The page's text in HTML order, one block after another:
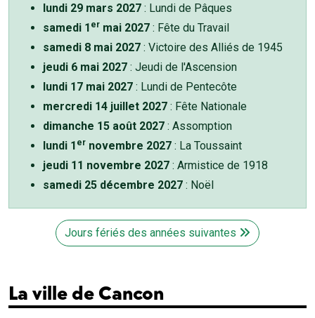
lundi 29 mars 2027 : Lundi de Pâques
samedi 1 er mai 2027 : Fête du Travail
samedi 8 mai 2027 : Victoire des Alliés de 1945
jeudi 6 mai 2027 : Jeudi de l'Ascension
lundi 17 mai 2027 : Lundi de Pentecôte
mercredi 14 juillet 2027 : Fête Nationale
dimanche 15 août 2027 : Assomption
lundi 1 er novembre 2027 : La Toussaint
jeudi 11 novembre 2027 : Armistice de 1918
samedi 25 décembre 2027 : Noël
Jours fériés des années suivantes
La ville de Cancon